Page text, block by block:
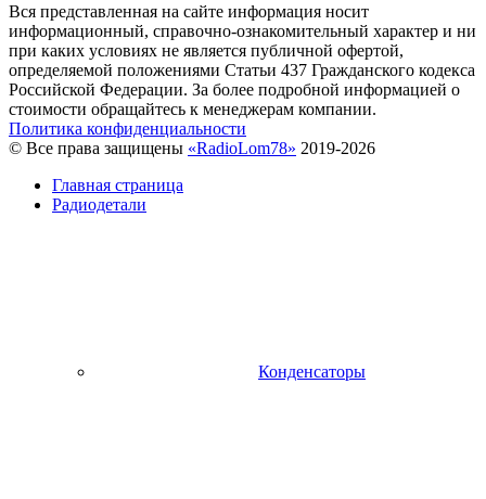
Вся представленная на сайте информация носит
информационный, справочно-ознакомительный характер и ни
при каких условиях не является публичной офертой,
определяемой положениями Статьи 437 Гражданского кодекса
Российской Федерации. За более подробной информацией о
стоимости обращайтесь к менеджерам компании.
Политика конфиденциальности
© Все права защищены «RadioLom78» 2019-2026
Главная страница
Радиодетали
Конденсаторы